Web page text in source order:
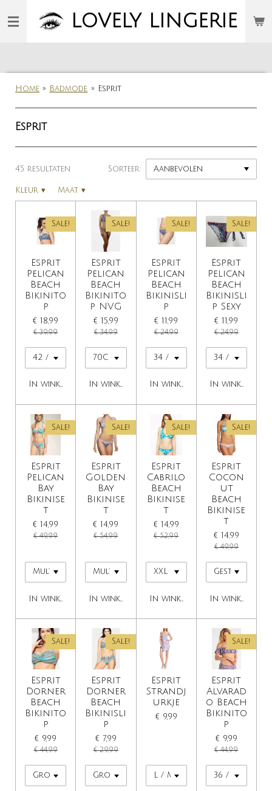
direct
LOVELY LINGERIE
Home » Badmode » Esprit
Esprit
45 resultaten Sorteer:
Kleur ▾ Maat ▾
Sale!
Esprit
Pelican
Beach
Bikinito
p
€ 18,99
€ 39,99
In winkelwagen
Sale!
Esprit
Pelican
Beach
Bikinito
p NVG
€ 15,99
€ 34,99
In winkelwagen
Sale!
Esprit
Pelican
Beach
Bikinisli
p
€ 11,99
€ 24,99
In winkelwagen
Sale!
Esprit
Pelican
Beach
Bikinisli
p Sexy
€ 11,99
€ 24,99
In
Sale!
Esprit
Pelican
Bay
Bikinise
t
€ 14,99
€ 49,99
In winkelwagen
Sale!
Esprit
Golden
Bay
Bikinise
t
€ 14,99
€ 54,99
In winkelwagen
Sale!
Esprit
Cabrilo
Beach
Bikinise
t
€ 14,99
€ 52,99
In winkelwagen
Sale!
Esprit
Cocon
ut
Beach
Bikinise
t
€ 14,99
€ 49,99
In
Sale!
Esprit
Dorner
Beach
Bikinito
p
€ 9,99
€ 44,99
Sale!
Esprit
Dorner
Beach
Bikinisli
p
€ 7,99
€ 29,99
Esprit
Strandj
urkje
€ 9,99
Sale!
Esprit
Alvarad
o Beach
Bikinito
p
€ 9,99
€ 44,99